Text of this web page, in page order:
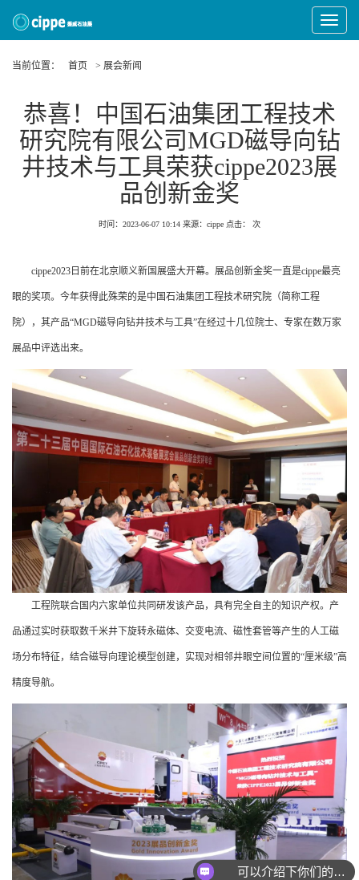
Toggle
当前位置：
首页 > 展会新闻
恭喜！中国石油集团工程技术
研究院有限公司MGD磁导向钻
井技术与工具荣获cippe2023展
品创新金奖
时间：2023-06-07 10:14 来源：cippe 点击： 次
cippe2023日前在北京顺义新国展盛大开幕。展品创新金奖一直是cippe最亮
眼的奖项。今年获得此殊荣的是中国石油集团工程技术研究院（简称工程
院），其产品“MGD磁导向钻井技术与工具”在经过十几位院士、专家在数万家
展品中评选出来。
工程院联合国内六家单位共同研发该产品，具有完全自主的知识产权。产
品通过实时获取数千米井下旋转永磁体、交变电流、磁性套管等产生的人工磁
场分布特征，结合磁导向理论模型创建，实现对相邻井眼空间位置的“厘米级”高
精度导航。
可以介绍下你们的产品么